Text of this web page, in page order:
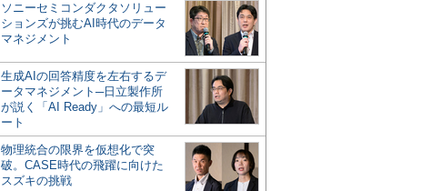
ソニーセミコンダクタソリュー
ションズが挑むAI時代のデータ
マネジメント
生成AIの回答精度を左右するデ
ータマネジメント─日立製作所
が説く「AI Ready」への最短ル
ート
物理統合の限界を仮想化で突
破。CASE時代の飛躍に向けた
スズキの挑戦